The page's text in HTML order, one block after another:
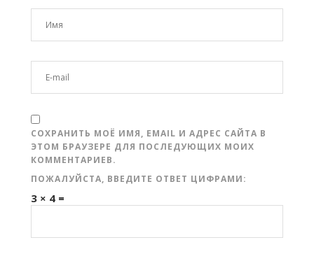
СОХРАНИТЬ МОЁ ИМЯ, EMAIL И АДРЕС САЙТА В
ЭТОМ БРАУЗЕРЕ ДЛЯ ПОСЛЕДУЮЩИХ МОИХ
КОММЕНТАРИЕВ.
ПОЖАЛУЙСТА, ВВЕДИТЕ ОТВЕТ ЦИФРАМИ:
3 × 4 =